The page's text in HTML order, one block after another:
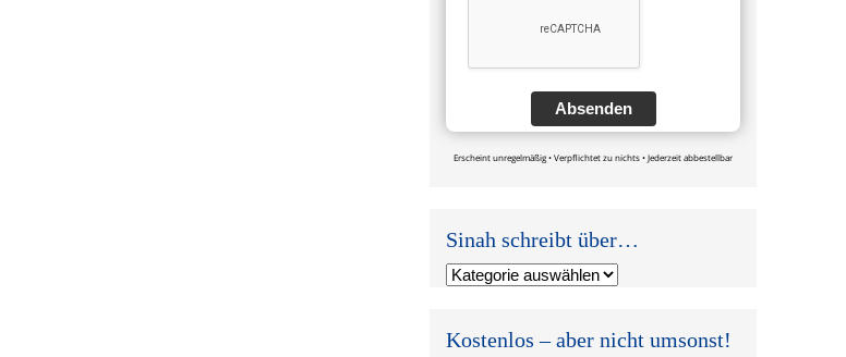
Absenden
Erscheint unregelmäßig • Verpflichtet zu nichts • Jederzeit abbestellbar
Sinah schreibt über…
Kostenlos – aber nicht umsonst!